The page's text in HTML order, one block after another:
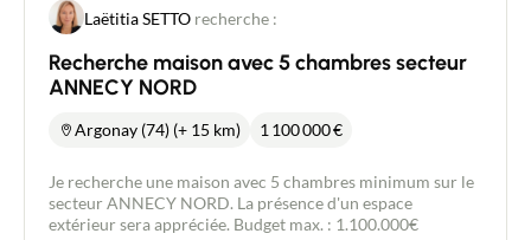
Laëtitia SETTO recherche :
Recherche maison avec 5 chambres secteur
ANNECY NORD
Argonay (74) (+ 15 km) 1 100 000€
Je recherche une maison avec 5 chambres minimum sur le
secteur ANNECY NORD. La présence d'un espace
extérieur sera appréciée. Budget max. : 1.100.000€